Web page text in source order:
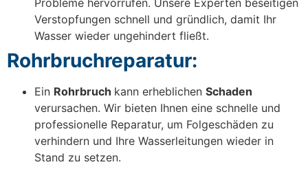
Verstopfungen schnell und gründlich, damit Ihr
Wasser wieder ungehindert fließt.
Rohrbruchreparatur:
Ein Rohrbruch kann erheblichen Schaden
verursachen. Wir bieten Ihnen eine schnelle und
professionelle Reparatur, um Folgeschäden zu
verhindern und Ihre Wasserleitungen wieder in
Stand zu setzen.